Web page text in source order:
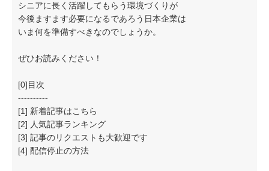
シニアに長く活躍してもらう環境づくりが
今後ますます必要になるであろう日本企業は
いま何を準備すべきなのでしょうか。
ぜひお読みください！
[0]目次
----------
[1] 新着記事はこちら
[2] 人気記事ランキング
[3] 記事のリクエストも大歓迎です
[4] 配信停止の方法